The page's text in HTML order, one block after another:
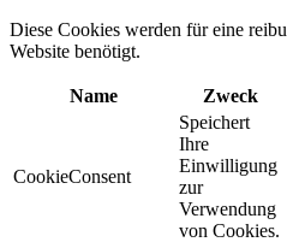
Diese Cookies werden für eine
Website benötigt.
Name Zweck
CookieConsent
Speichert
Ihre
Einwilligung
zur
Verwendung
von Cookies.